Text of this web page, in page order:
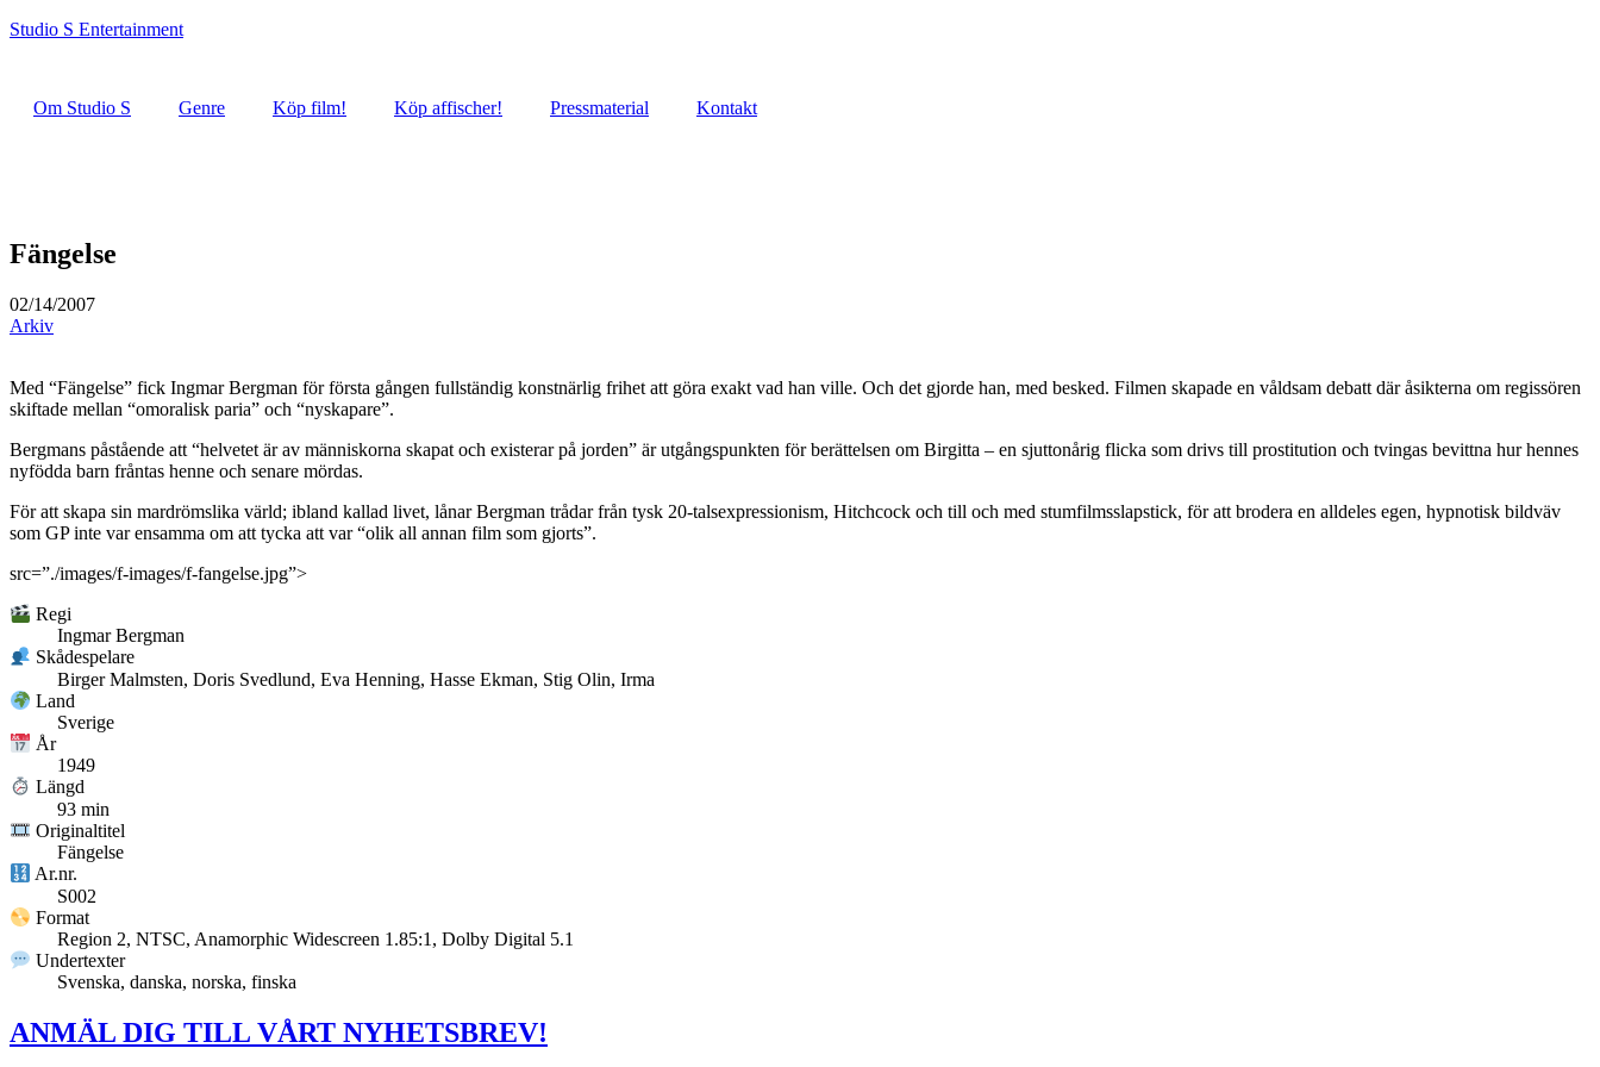
Studio S Entertainment
Om Studio S Genre Köp film! Köp affischer! Pressmaterial Kontakt
Fängelse
02/14/2007
Arkiv
Med “Fängelse” fick Ingmar Bergman för första gången fullständig konstnärlig frihet att göra exakt vad han ville. Och det gjorde han, med besked. Filmen skapade en våldsam debatt där åsikterna om regissören
skiftade mellan “omoralisk paria” och “nyskapare”.
Bergmans påstående att “helvetet är av människorna skapat och existerar på jorden” är utgångspunkten för berättelsen om Birgitta – en sjuttonårig flicka som drivs till prostitution och tvingas bevittna hur hennes
nyfödda barn fråntas henne och senare mördas.
För att skapa sin mardrömslika värld; ibland kallad livet, lånar Bergman trådar från tysk 20-talsexpressionism, Hitchcock och till och med stumfilmsslapstick, för att brodera en alldeles egen, hypnotisk bildväv
som GP inte var ensamma om att tycka att var “olik all annan film som gjorts”.
src=”./images/f-images/f-fangelse.jpg”>
Regi
Ingmar Bergman
Skådespelare
Birger Malmsten, Doris Svedlund, Eva Henning, Hasse Ekman, Stig Olin, Irma
Land
Sverige
År
1949
Längd
93 min
Originaltitel
Fängelse
Ar.nr.
S002
Format
Region 2, NTSC, Anamorphic Widescreen 1.85:1, Dolby Digital 5.1
Undertexter
Svenska, danska, norska, finska
ANMÄL DIG TILL VÅRT NYHETSBREV!